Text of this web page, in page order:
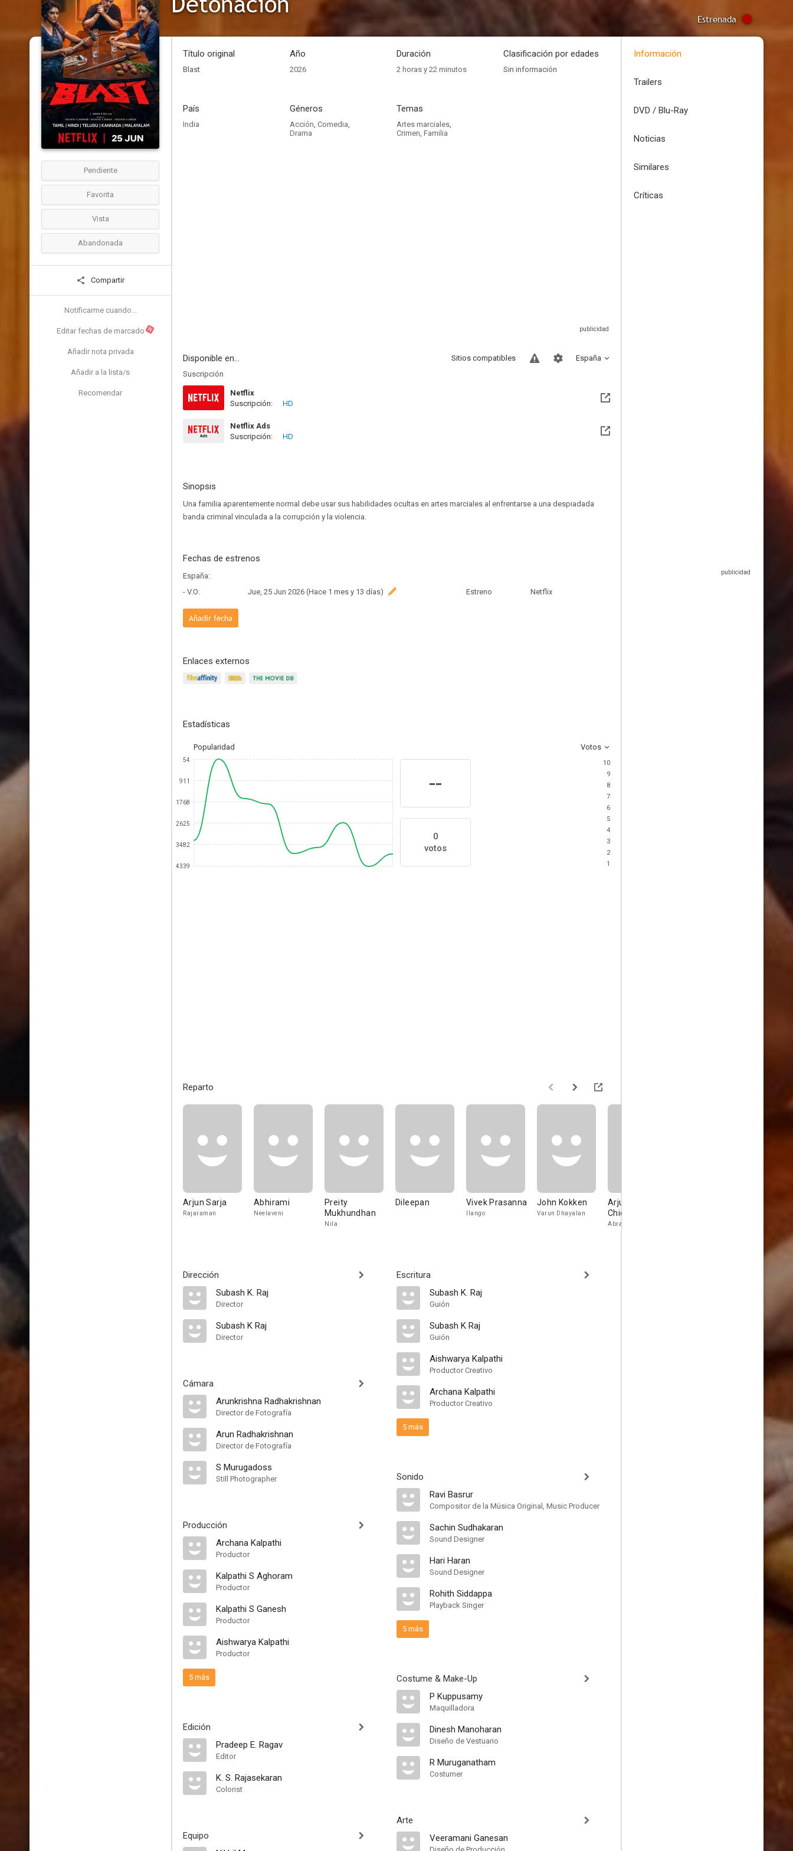
Estrenada
Pendiente
Favorita
Vista
Abandonada
Compartir
Notificarme cuando...
Editar fechas de marcado N
Añadir nota privada
Añadir a la lista/s
Recomendar
Título original
Blast
Año
2026
Duración
2 horas y 22 minutos
Clasificación por edades
Sin información
País
India
Géneros
Acción, Comedia,
Drama
Temas
Artes marciales,
Crimen, Familia
Disponible en... España
Sitios compatibles
Suscripción
Netflix
Suscripción:
HD
Netflix Ads
Suscripción:
HD
Sinopsis
Una familia aparentemente normal debe usar sus habilidades ocultas en artes marciales al enfrentarse a una despiadada
banda criminal vinculada a la corrupción y la violencia.
Fechas de estrenos
España:
- V.O:
Jue, 25 Jun 2026 (Hace 1 mes y 13 días) Estreno Netflix
Añadir fecha
Enlaces externos
Estadísticas
Popularidad Votos
54
911
1768
2625
3482
4339
--
0
votos
10
9
8
7
6
5
4
3
2
1
Reparto
Arjun Sarja
Rajaraman
Abhirami
Neelaveni
Preity
Mukhundhan
Nila
Dileepan Vivek Prasanna
Ilango
John Kokken
Varun Dhayalan
Arjun
Chidambaram
Abraham
Dirección
Subash K. Raj
Director
Subash K Raj
Director
Cámara
Arunkrishna Radhakrishnan
Director de Fotografía
Arun Radhakrishnan
Director de Fotografía
S Murugadoss
Still Photographer
Producción
Archana Kalpathi
Productor
Kalpathi S Aghoram
Productor
Kalpathi S Ganesh
Productor
Aishwarya Kalpathi
Productor
5 más
Edición
Pradeep E. Ragav
Editor
K. S. Rajasekaran
Colorist
Equipo
Escritura
Subash K. Raj
Guión
Subash K Raj
Guión
Aishwarya Kalpathi
Productor Creativo
Archana Kalpathi
Productor Creativo
5 más
Sonido
Ravi Basrur
Compositor de la Música Original, Music Producer
Sachin Sudhakaran
Sound Designer
Hari Haran
Sound Designer
Rohith Siddappa
Playback Singer
5 más
Costume & Make-Up
P Kuppusamy
Maquilladora
Dinesh Manoharan
Diseño de Vestuario
R Muruganatham
Costumer
Arte
Veeramani Ganesan
Información
Trailers
DVD / Blu-Ray
Noticias
Similares
Críticas